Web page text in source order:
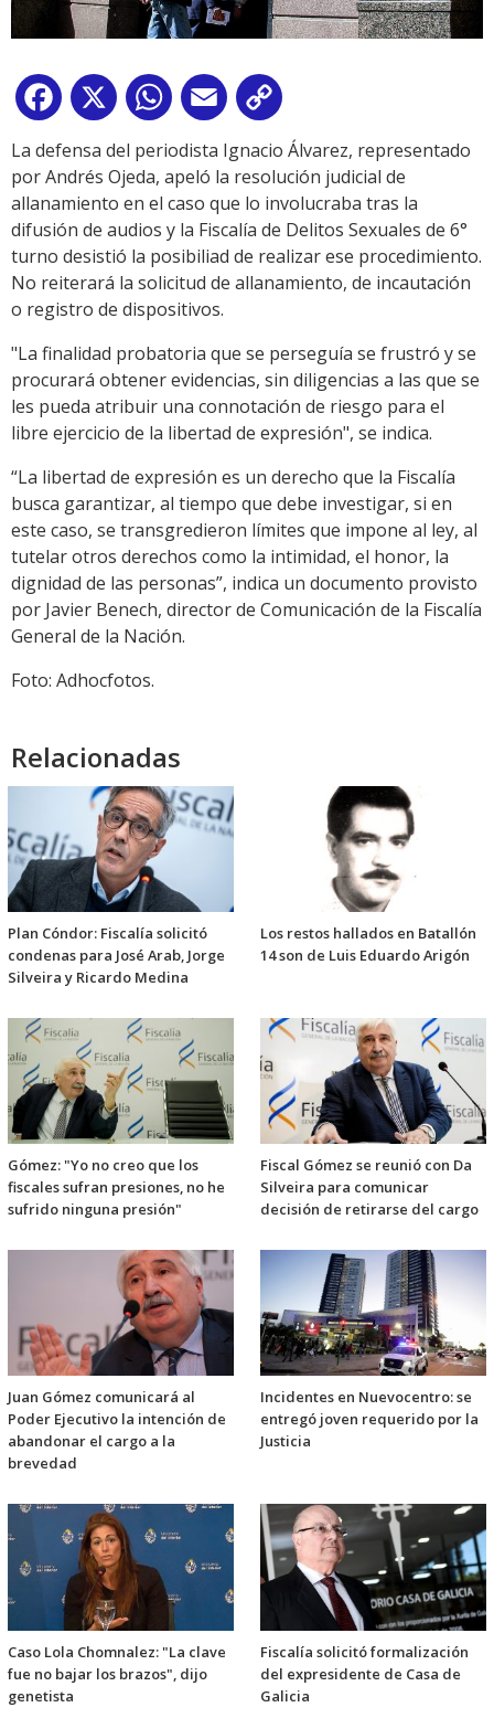
Facebook
X WhatsApp
Email
Link
La defensa del periodista Ignacio Álvarez, representado
por Andrés Ojeda, apeló la resolución judicial de
allanamiento en el caso que lo involucraba tras la
difusión de audios y la Fiscalía de Delitos Sexuales de 6°
turno desistió la posibiliad de realizar ese procedimiento.
No reiterará la solicitud de allanamiento, de incautación
o registro de dispositivos.
"La finalidad probatoria que se perseguía se frustró y se
procurará obtener evidencias, sin diligencias a las que se
les pueda atribuir una connotación de riesgo para el
libre ejercicio de la libertad de expresión", se indica.
“La libertad de expresión es un derecho que la Fiscalía
busca garantizar, al tiempo que debe investigar, si en
este caso, se transgredieron límites que impone al ley, al
tutelar otros derechos como la intimidad, el honor, la
dignidad de las personas”, indica un documento provisto
por Javier Benech, director de Comunicación de la Fiscalía
General de la Nación.
Foto: Adhocfotos.
Relacionadas
Plan Cóndor: Fiscalía solicitó
condenas para José Arab, Jorge
Silveira y Ricardo Medina
Los restos hallados en Batallón
14 son de Luis Eduardo Arigón
Gómez: "Yo no creo que los
fiscales sufran presiones, no he
sufrido ninguna presión"
Fiscal Gómez se reunió con Da
Silveira para comunicar
decisión de retirarse del cargo
Juan Gómez comunicará al
Poder Ejecutivo la intención de
abandonar el cargo a la
brevedad
Incidentes en Nuevocentro: se
entregó joven requerido por la
Justicia
Caso Lola Chomnalez: "La clave
fue no bajar los brazos", dijo
genetista
Fiscalía solicitó formalización
del expresidente de Casa de
Galicia